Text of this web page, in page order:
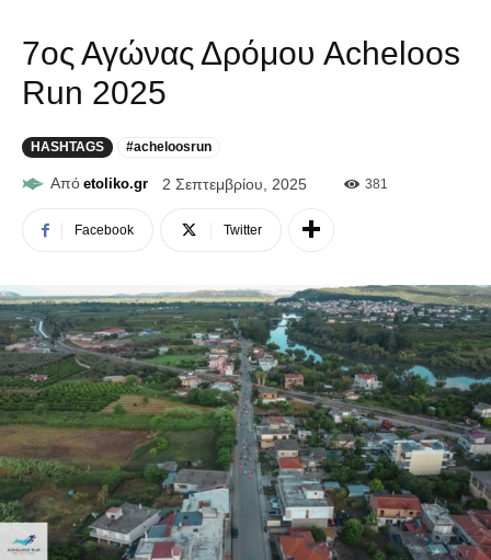
7ος Αγώνας Δρόμου Acheloos
Run 2025
HASHTAGS #acheloosrun
Από etoliko.gr 2 Σεπτεμβρίου, 2025 381
Facebook Twitter